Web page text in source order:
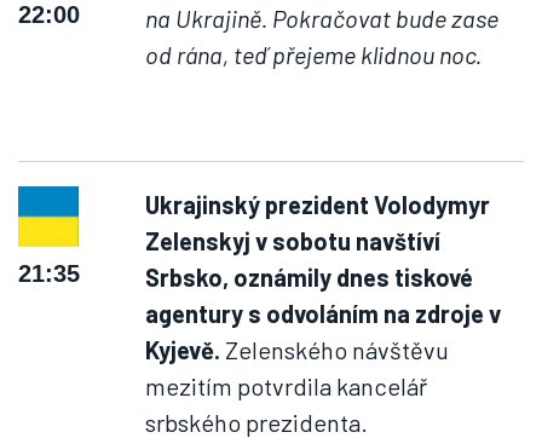
22:00
na Ukrajině. Pokračovat bude zase
od rána, teď přejeme klidnou noc.
21:35
Ukrajinský prezident Volodymyr
Zelenskyj v sobotu navštíví
Srbsko, oznámily dnes tiskové
agentury s odvoláním na zdroje v
Kyjevě. Zelenského návštěvu
mezitím potvrdila kancelář
srbského prezidenta.